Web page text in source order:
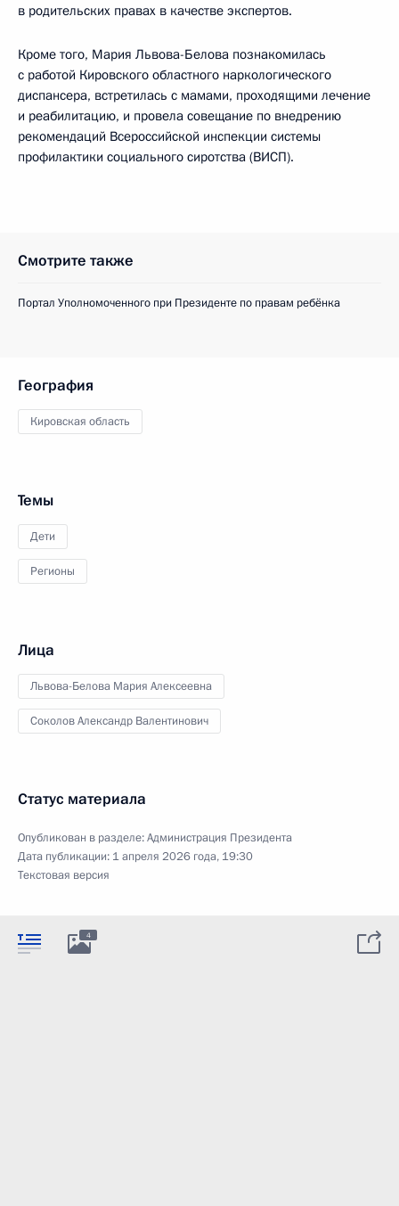
в родительских правах в качестве экспертов.
Кроме того, Мария Львова-Белова познакомилась
с работой Кировского областного наркологического
диспансера, встретилась с мамами, проходящими лечение
и реабилитацию, и провела совещание по внедрению
рекомендаций Всероссийской инспекции системы
профилактики социального сиротства (ВИСП).
Смотрите также
Портал Уполномоченного при Президенте по правам ребёнка
География
Кировская область
Темы
Дети
Регионы
Лица
Львова-Белова Мария Алексеевна
Соколов Александр Валентинович
Статус материала
Опубликован в разделе:Администрация Президента
Дата публикации: 1 апреля 2026 года, 19:30
Текстовая версия
4